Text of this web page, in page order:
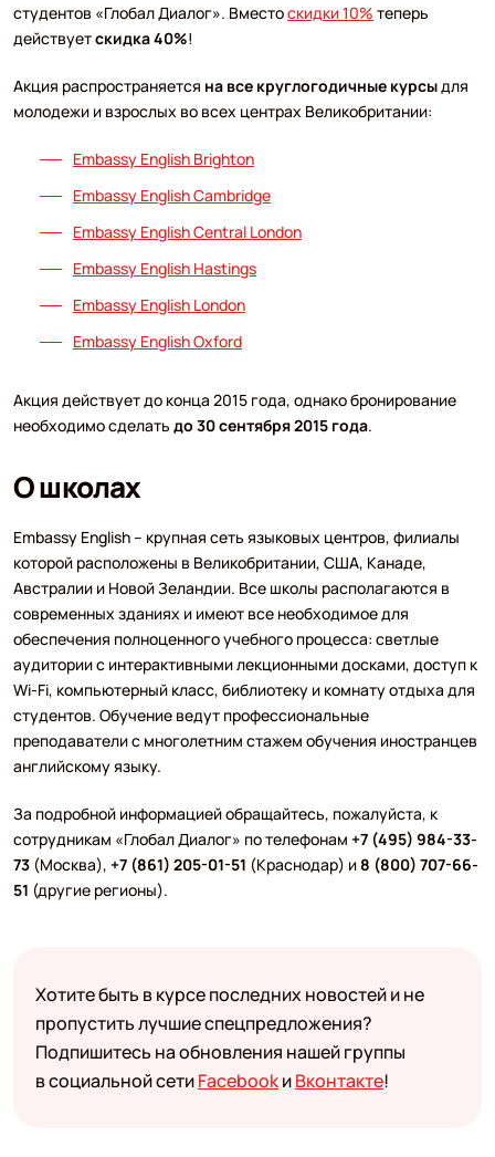
студентов «Глобал Диалог». Вместоскидки 10% теперь
действуетскидка 40%!
Акция распространяется на все круглогодичные курсыдля
молодежи и взрослых во всех центрах Великобритании:
Embassy English Brighton
Embassy English Cambridge
Embassy English Central London
Embassy English Hastings
Embassy English London
Embassy English Oxford
Акция действует до конца 2015 года, однако бронирование
необходимо сделать до 30 сентября 2015 года.
О школах
Embassy English – крупная сеть языковых центров, филиалы
которой расположены в Великобритании, США, Канаде,
Австралии и Новой Зеландии. Все школы располагаются в
современных зданиях и имеют все необходимое для
обеспечения полноценного учебного процесса: светлые
аудитории с интерактивными лекционными досками, доступ к
Wi-Fi, компьютерный класс, библиотеку и комнату отдыха для
студентов. Обучение ведут профессиональные
преподаватели с многолетним стажем обучения иностранцев
английскому языку.
За подробной информацией обращайтесь, пожалуйста, к
сотрудникам «Глобал Диалог» по телефонам +7 (495) 984-33-
73(Москва), +7 (861) 205-01-51 (Краснодар) и8 (800) 707-66-
51 (другие регионы).
Хотите быть в курсе последних новостей и не
пропустить лучшие спецпредложения?
Подпишитесь на обновления нашей группы
в социальной сетиFacebookиВконтакте!